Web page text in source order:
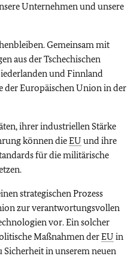
Unternehmen und unsere
Gemeinsam mit
aus der Tschechischen
und Finnland
der Europäischen Union in der
ihrer industriellen Stärke
können dieEU und ihre
für die militärische
strategischen Prozess
zur verantwortungsvollen
vor. Ein solcher
Maßnahmen derEU in
Sicherheit in unserem neuen